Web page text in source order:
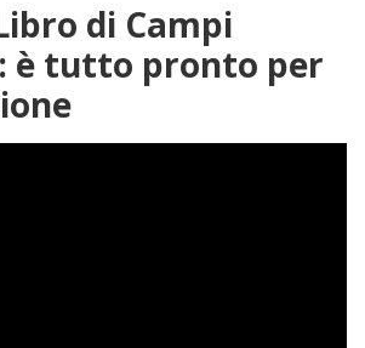
di Campi
è tutto pronto per